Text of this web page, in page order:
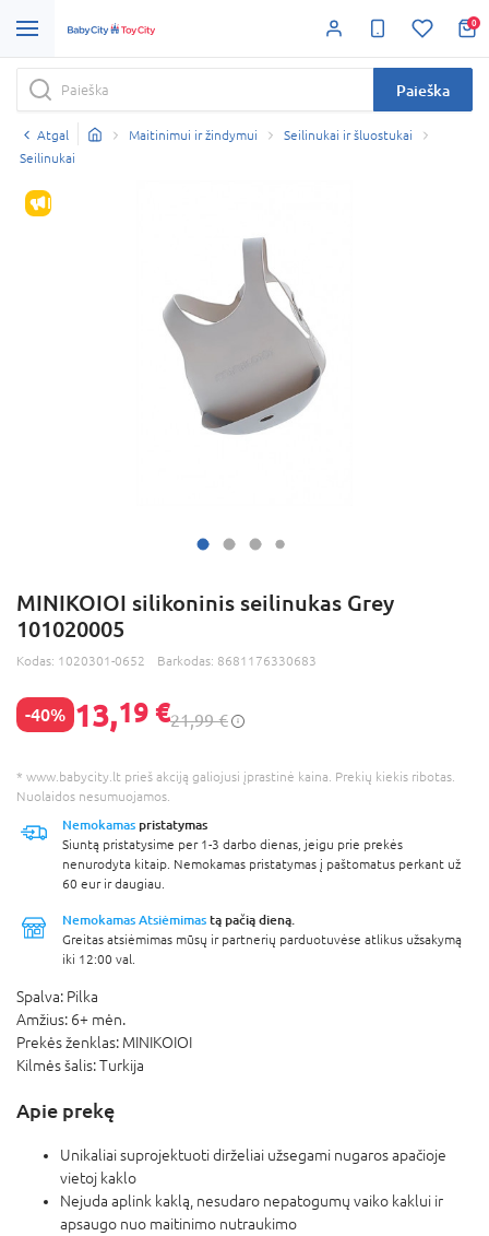
0
Paieška
Atgal Maitinimui ir žindymui
Seilinukai ir šluostukai
Seilinukai
IŠPARDAVIMAS
MINIKOIOI silikoninis seilinukas Grey
101020005
Kodas: 1020301-0652 Barkodas: 8681176330683
-40% 13,19 €21,99 €
* www.babycity.lt prieš akciją galiojusi įprastinė kaina. Prekių kiekis ribotas.
Nuolaidos nesumuojamos.
Nemokamas pristatymas
Siuntą pristatysime per 1-3 darbo dienas, jeigu prie prekės
nenurodyta kitaip. Nemokamas pristatymas į paštomatus perkant už
60 eur ir daugiau.
Nemokamas Atsiėmimas tą pačią dieną.
Greitas atsiėmimas mūsų ir partnerių parduotuvėse atlikus užsakymą
iki 12:00 val.
Spalva: Pilka
Amžius: 6+ mėn.
Prekės ženklas: MINIKOIOI
Kilmės šalis:Turkija
Apie prekę
Unikaliai suprojektuoti dirželiai užsegami nugaros apačioje
vietoj kaklo
Nejuda aplink kaklą, nesudaro nepatogumų vaiko kaklui ir
apsaugo nuo maitinimo nutraukimo